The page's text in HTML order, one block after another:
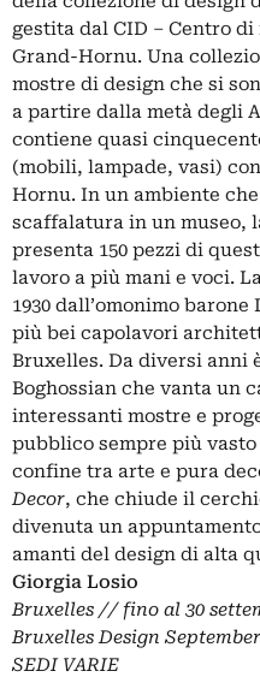
gestita dal CID – Centro
Grand-Hornu. Una
mostre di design che si
a partire dalla metà degli
contiene quasi
(mobili, lampade, vasi)
Hornu. In un ambiente
scaffalatura in un museo,
presenta 150 pezzi di
lavoro a più mani e voci.
1930 dall’omonimo
più bei capolavori
Bruxelles. Da diversi anni
Boghossian che vanta un
interessanti mostre e
pubblico sempre più
confine tra arte e pura
Decor, che chiude il
divenuta un
amanti del design di alta
Giorgia Losio
Bruxelles // fino al 30
Bruxelles Design September
SEDI VARIE